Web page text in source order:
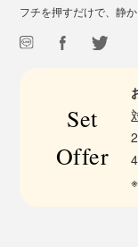
フチを押すだけで、静
Set
Offer